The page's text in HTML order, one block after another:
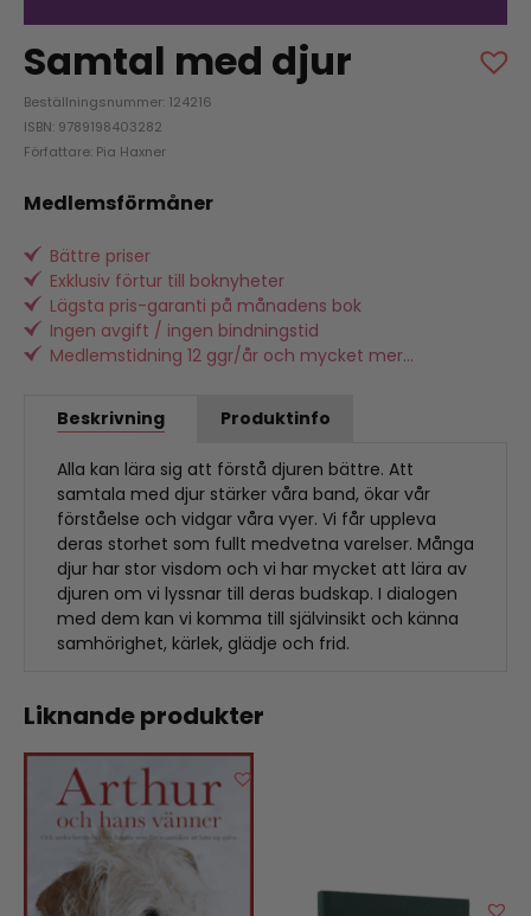
Samtal med djur
Beställningsnummer: 124216
ISBN: 9789198403282
Författare: Pia Haxner
Medlemsförmåner
Bättre priser
Exklusiv förtur till boknyheter
Lägsta pris-garanti på månadens bok
Ingen avgift / ingen bindningstid
Medlemstidning 12 ggr/år och mycket mer...
Beskrivning Produktinfo
Alla kan lära sig att förstå djuren bättre. Att
samtala med djur stärker våra band, ökar vår
förståelse och vidgar våra vyer. Vi får uppleva
deras storhet som fullt medvetna varelser. Många
djur har stor visdom och vi har mycket att lära av
djuren om vi lyssnar till deras budskap. I dialogen
med dem kan vi komma till självinsikt och känna
samhörighet, kärlek, glädje och frid.
Liknande produkter